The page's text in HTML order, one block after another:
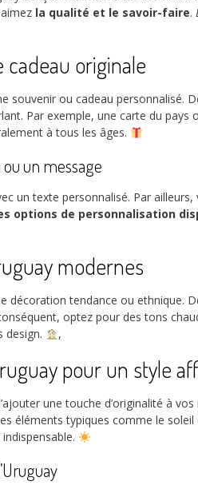
la qualité et le savoir-faire.
originale
ou cadeau personnalisé.
Par exemple, une carte du pays
à tous les âges.
un message
un texte personnalisé. Par
options de personnalisation
modernes
décoration tendance ou ethnique.
optez pour des tons
design. ,
pour un style
une touche d’originalité à
éléments typiques comme le soleil